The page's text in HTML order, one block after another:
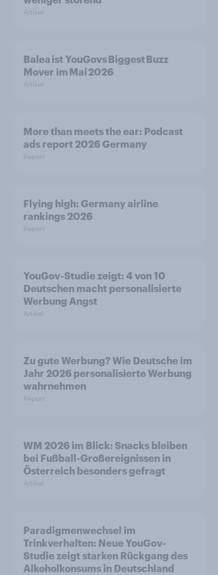
Artikel
Balea ist YouGovs Biggest Buzz
Mover im Mai 2026
Artikel
More than meets the ear: Podcast
ads report 2026 Germany
Report
Flying high: Germany airline
rankings 2026
Report
YouGov-Studie zeigt: 4 von 10
Deutschen macht personalisierte
Werbung Angst
Artikel
Zu gute Werbung? Wie Deutsche im
Jahr 2026 personalisierte Werbung
wahrnehmen
Report
WM 2026 im Blick: Snacks bleiben
bei Fußball-Großereignissen in
Österreich besonders gefragt
Artikel
Paradigmenwechsel im
Trinkverhalten: Neue YouGov-
Studie zeigt starken Rückgang des
Alkoholkonsums in Deutschland